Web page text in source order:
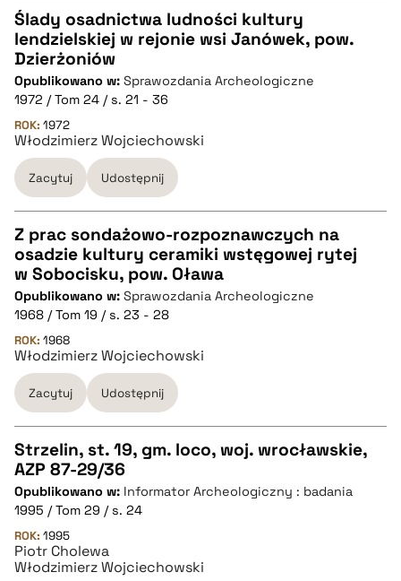
CZYSTY TEKST
pobierz cytat
BIBTEX
pobierz cytat
Ślady osadnictwa ludności kultury
lendzielskiej w rejonie wsi Janówek, pow.
Dzierżoniów
Opublikowano w: Sprawozdania Archeologiczne
1972 / Tom 24 / s. 21 - 36
ROK: 1972
Włodzimierz Wojciechowski
Zacytuj Udostępnij
CZYSTY TEKST
pobierz cytat
BIBTEX
pobierz cytat
Z prac sondażowo-rozpoznawczych na
osadzie kultury ceramiki wstęgowej rytej
w Sobocisku, pow. Oława
Opublikowano w: Sprawozdania Archeologiczne
1968 / Tom 19 / s. 23 - 28
ROK: 1968
Włodzimierz Wojciechowski
Zacytuj Udostępnij
CZYSTY TEKST
pobierz cytat
Strzelin, st. 19, gm. loco, woj. wrocławskie,
AZP 87-29/36
Opublikowano w: Informator Archeologiczny : badania
1995 / Tom 29 / s. 24
ROK: 1995
Piotr Cholewa
Włodzimierz Wojciechowski